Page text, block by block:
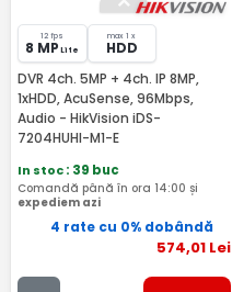
12 fps
8 MP Lite
max 1 x
HDD
DVR 4ch. 5MP + 4ch. IP 8MP,
1xHDD, AcuSense, 96Mbps,
Audio - HikVision iDS-
7204HUHI-M1-E
In stoc: 39 buc
Comandă până în ora 14:00 și
expediem azi
4 rate cu 0% dobândă
574,01Lei